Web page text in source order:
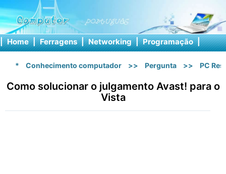
| Home | Ferragens | Networking | Programação |
* Conhecimento computador >> Pergunta >> PC
Como solucionar o julgamento Avast! para o
Vista